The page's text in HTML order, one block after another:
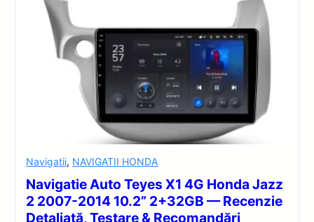
Navigatii, NAVIGATII HONDA
Navigatie Auto Teyes X1 4G Honda Jazz
2 2007-2014 10.2” 2+32GB — Recenzie
Detaliată, Testare & Recomandări